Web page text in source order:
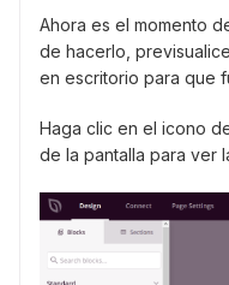
Ahora es el momento
de hacerlo,
en escritorio para que
Haga clic en el icono
de la pantalla para ver